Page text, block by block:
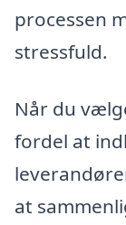
processen
stressfuld.
Når du
fordel at
at